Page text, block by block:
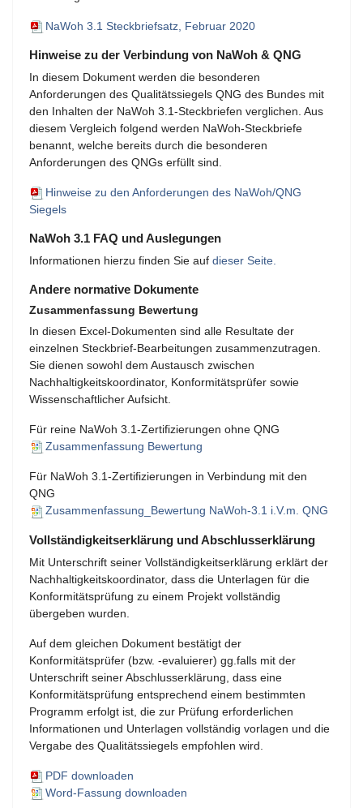
NaWoh 3.1 Steckbriefsatz, Februar 2020
Hinweise zu der Verbindung von NaWoh & QNG
In diesem Dokument werden die besonderen
Anforderungen des Qualitätssiegels QNG des Bundes mit
den Inhalten der NaWoh 3.1-Steckbriefen verglichen. Aus
diesem Vergleich folgend werden NaWoh-Steckbriefe
benannt, welche bereits durch die besonderen
Anforderungen des QNGs erfüllt sind.
Hinweise zu den Anforderungen des NaWoh/QNG
Siegels
NaWoh 3.1 FAQ und Auslegungen
Informationen hierzu finden Sie auf dieser Seite.
Andere normative Dokumente
Zusammenfassung Bewertung
In diesen Excel-Dokumenten sind alle Resultate der
einzelnen Steckbrief-Bearbeitungen zusammenzutragen.
Sie dienen sowohl dem Austausch zwischen
Nachhaltigkeitskoordinator, Konformitätsprüfer sowie
Wissenschaftlicher Aufsicht.
Für reine NaWoh 3.1-Zertifizierungen ohne QNG
Zusammenfassung Bewertung
Für NaWoh 3.1-Zertifizierungen in Verbindung mit den
QNG
Zusammenfassung_Bewertung NaWoh-3.1 i.V.m. QNG
Vollständigkeitserklärung und Abschlusserklärung
Mit Unterschrift seiner Vollständigkeitserklärung erklärt der
Nachhaltigkeitskoordinator, dass die Unterlagen für die
Konformitätsprüfung zu einem Projekt vollständig
übergeben wurden.
Auf dem gleichen Dokument bestätigt der
Konformitätsprüfer (bzw. -evaluierer) gg.falls mit der
Unterschrift seiner Abschlusserklärung, dass eine
Konformitätsprüfung entsprechend einem bestimmten
Programm erfolgt ist, die zur Prüfung erforderlichen
Informationen und Unterlagen vollständig vorlagen und die
Vergabe des Qualitätssiegels empfohlen wird.
PDF downloaden
Word-Fassung downloaden